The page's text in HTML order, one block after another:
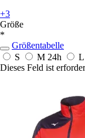
+3
Größe
*
Größentabelle
S
M 24h L
Dieses Feld ist